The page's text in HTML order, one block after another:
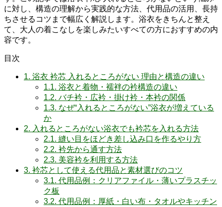
に対し、構造の理解から実践的な方法、代用品の活用、長持
ちさせるコツまで幅広く解説します。浴衣をきちんと整え
て、大人の着こなしを楽しみたいすべての方におすすめの内
容です。
目次
1. 浴衣 衿芯 入れるところがない 理由と構造の違い
1.1. 浴衣と着物・襦袢の衿構造の違い
1.2. バチ衿・広衿・掛け衿・本衿の関係
1.3. なぜ“入れるところがない”浴衣が増えている
か
2. 入れるところがない浴衣でも衿芯を入れる方法
2.1. 縫い目をほどき差し込み口を作るやり方
2.2. 衿先から通す方法
2.3. 美容衿を利用する方法
3. 衿芯として使える代用品と素材選びのコツ
3.1. 代用品例：クリアファイル・薄いプラスチッ
ク板
3.2. 代用品例：厚紙・白い布・タオルやキッチン